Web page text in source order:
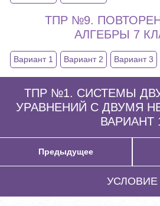
ТПР №9.
АЛГЕБРЫ 7
Вариант 1 Вариант 2 Вариант 3
ТПР №1. СИСТЕМЫ
УРАВНЕНИЙ С ДВУМЯ
ВАРИАНТ
Предыдущее
УСЛОВИЕ